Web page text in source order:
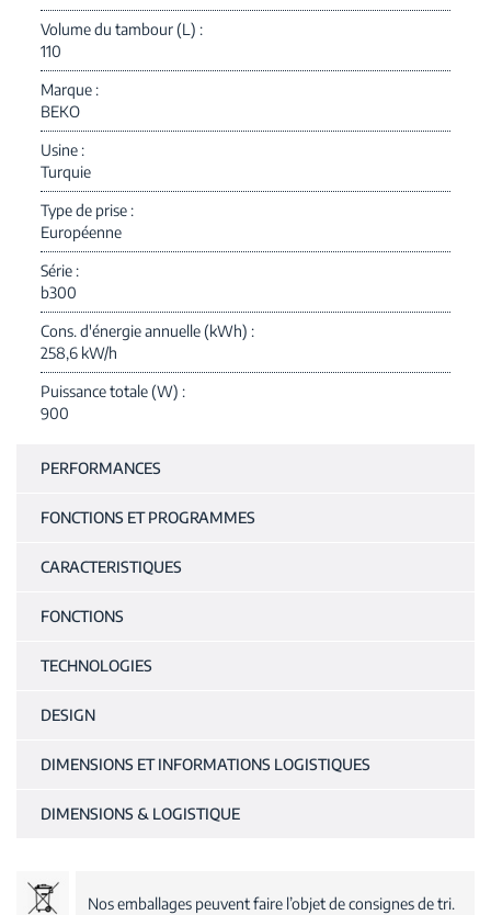
Volume du tambour (L)
110
Marque
BEKO
Usine
Turquie
Type de prise
Européenne
Série
b300
Cons. d'énergie annuelle (kWh)
258,6 kW/h
Puissance totale (W)
900
PERFORMANCES
FONCTIONS ET PROGRAMMES
CARACTERISTIQUES
FONCTIONS
TECHNOLOGIES
DESIGN
DIMENSIONS ET INFORMATIONS LOGISTIQUES
DIMENSIONS & LOGISTIQUE
Nos emballages peuvent faire l’objet de consignes de tri.